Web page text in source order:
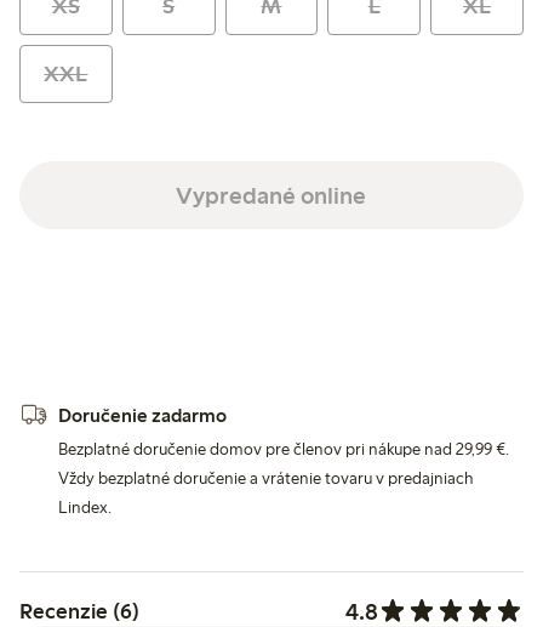
XS S M L XL
XXL
Vypredané online
Doručenie zadarmo
Bezplatné doručenie domov pre členov pri nákupe nad 29,99 €.
Vždy bezplatné doručenie a vrátenie tovaru v predajniach
Lindex.
Recenzie (6) 4.8